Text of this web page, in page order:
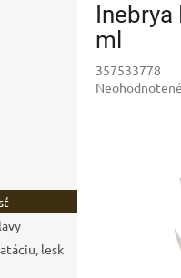
lesk
ml
357533778
Priemerné
Neohodnotené